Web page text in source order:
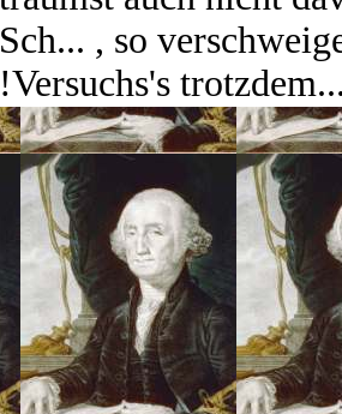
Sch... , so
!Versuchs's